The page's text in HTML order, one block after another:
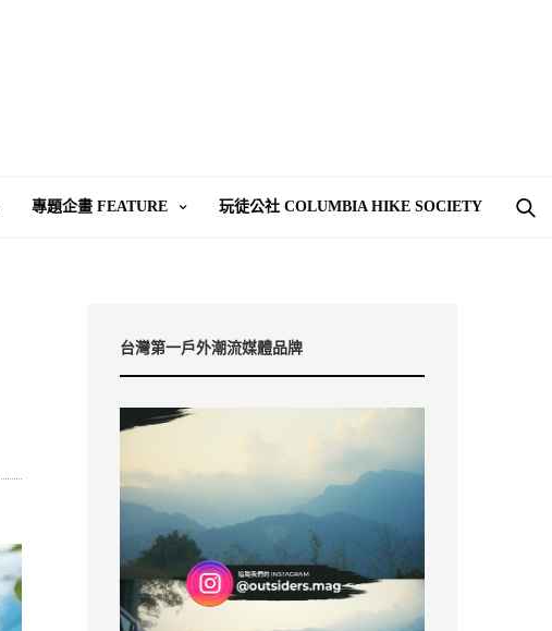
專題企畫 FEATURE 玩徒公社 COLUMBIA HIKE SOCIETY
台灣第一戶外潮流媒體品牌